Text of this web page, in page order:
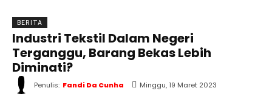
BERITA
Industri Tekstil Dalam Negeri
Terganggu, Barang Bekas Lebih
Diminati?
Penulis: Fandi Da Cunha Minggu, 19 Maret 2023